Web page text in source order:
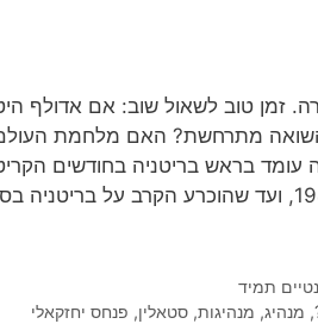
זמן טוב לשאול שוב: אם אדולף
מתרחשת? האם מלחמת העולם
עומד בראש בריטניה בחודשים
תמיד
, מנהיג, מנהיגות, סטאלין, פנחס יחזקאלי